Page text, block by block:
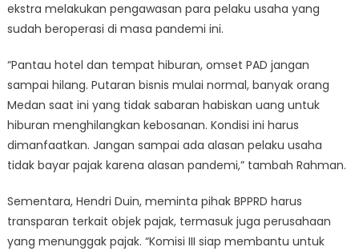
ekstra melakukan pengawasan para pelaku usaha yang
sudah beroperasi di masa pandemi ini.
“Pantau hotel dan tempat hiburan, omset PAD jangan
sampai hilang. Putaran bisnis mulai normal, banyak orang
Medan saat ini yang tidak sabaran habiskan uang untuk
hiburan menghilangkan kebosanan. Kondisi ini harus
dimanfaatkan. Jangan sampai ada alasan pelaku usaha
tidak bayar pajak karena alasan pandemi,” tambah Rahman.
Sementara, Hendri Duin, meminta pihak BPPRD harus
transparan terkait objek pajak, termasuk juga perusahaan
yang menunggak pajak. “Komisi III siap membantu untuk